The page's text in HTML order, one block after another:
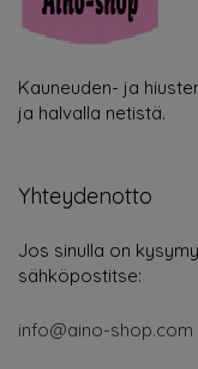
Kauneuden- ja
ja halvalla netistä.
Yhteydenotto
Jos sinulla on
sähköpostitse:
info@aino-shop.com